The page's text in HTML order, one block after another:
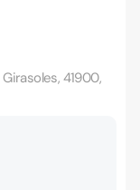
41900,